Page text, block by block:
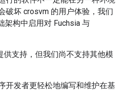
破坏 crosvm 的用户体验，我们
架构中启用对 Fuchsia 与
供支持，但我们尚不支持其他模
开发者更轻松地编写和维护在基